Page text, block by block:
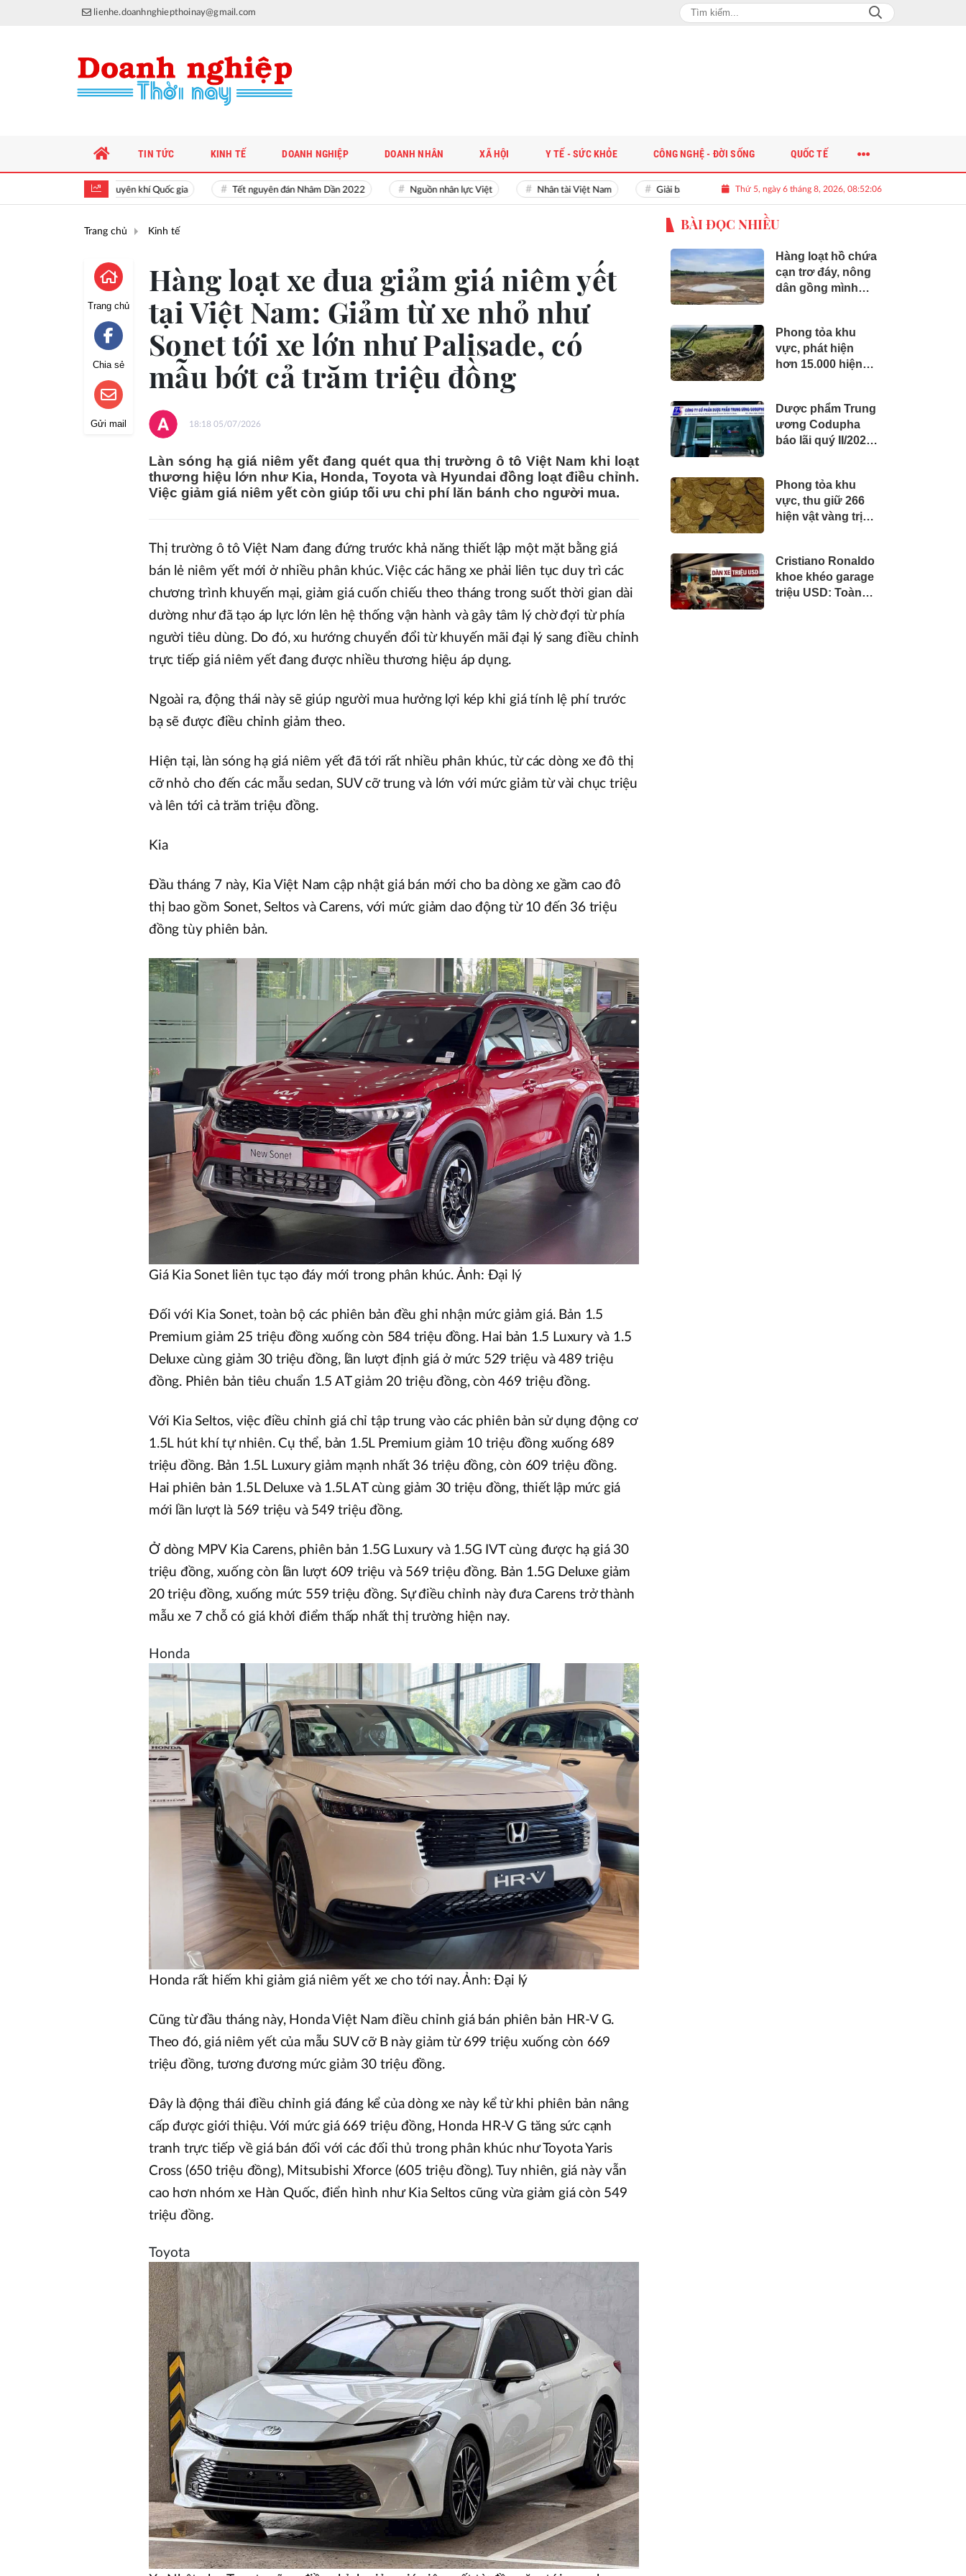
lienhe.doanhnghiepthoinay@gmail.com
Hiền tài là nguyên khí Quốc gia Tết nguyên đán Nhâm Dần 2022 Nguồn nhân lực Việt Nhân tài Việt Nam Giải bài toán nguồn nhân lực chất lượng cao cho doanh nghiệp
Thứ 5, ngày 6 tháng 8, 2026, 08:52:07
TIN TỨC KINH TẾ DOANH NGHIỆP DOANH NHÂN XÃ HỘI Y TẾ - SỨC KHỎE CÔNG NGHỆ - ĐỜI SỐNG QUỐC TẾ
Trang chủ Kinh tế
Trang chủ
Chia sẻ
Gửi mail
Hàng loạt xe đua giảm giá niêm yết
tại Việt Nam: Giảm từ xe nhỏ như
Sonet tới xe lớn như Palisade, có
mẫu bớt cả trăm triệu đồng
18:18 05/07/2026
Làn sóng hạ giá niêm yết đang quét qua thị trường ô tô Việt Nam khi loạt
thương hiệu lớn như Kia, Honda, Toyota và Hyundai đồng loạt điều chỉnh.
Việc giảm giá niêm yết còn giúp tối ưu chi phí lăn bánh cho người mua.
Thị trường ô tô Việt Nam đang đứng trước khả năng thiết lập một mặt bằng giá
bán lẻ niêm yết mới ở nhiều phân khúc. Việc các hãng xe phải liên tục duy trì các
chương trình khuyến mại, giảm giá cuốn chiếu theo tháng trong suốt thời gian dài
dường như đã tạo áp lực lớn lên hệ thống vận hành và gây tâm lý chờ đợi từ phía
người tiêu dùng. Do đó, xu hướng chuyển đổi từ khuyến mãi đại lý sang điều chỉnh
trực tiếp giá niêm yết đang được nhiều thương hiệu áp dụng.
Ngoài ra, động thái này sẽ giúp người mua hưởng lợi kép khi giá tính lệ phí trước
bạ sẽ được điều chỉnh giảm theo.
Hiện tại, làn sóng hạ giá niêm yết đã tới rất nhiều phân khúc, từ các dòng xe đô thị
cỡ nhỏ cho đến các mẫu sedan, SUV cỡ trung và lớn với mức giảm từ vài chục triệu
và lên tới cả trăm triệu đồng.
Kia
Đầu tháng 7 này, Kia Việt Nam cập nhật giá bán mới cho ba dòng xe gầm cao đô
thị bao gồm Sonet, Seltos và Carens, với mức giảm dao động từ 10 đến 36 triệu
đồng tùy phiên bản.
Giá Kia Sonet liên tục tạo đáy mới trong phân khúc. Ảnh: Đại lý
Đối với Kia Sonet, toàn bộ các phiên bản đều ghi nhận mức giảm giá. Bản 1.5
Premium giảm 25 triệu đồng xuống còn 584 triệu đồng. Hai bản 1.5 Luxury và 1.5
Deluxe cùng giảm 30 triệu đồng, lần lượt định giá ở mức 529 triệu và 489 triệu
đồng. Phiên bản tiêu chuẩn 1.5 AT giảm 20 triệu đồng, còn 469 triệu đồng.
Với Kia Seltos, việc điều chỉnh giá chỉ tập trung vào các phiên bản sử dụng động cơ
1.5L hút khí tự nhiên. Cụ thể, bản 1.5L Premium giảm 10 triệu đồng xuống 689
triệu đồng. Bản 1.5L Luxury giảm mạnh nhất 36 triệu đồng, còn 609 triệu đồng.
Hai phiên bản 1.5L Deluxe và 1.5L AT cùng giảm 30 triệu đồng, thiết lập mức giá
mới lần lượt là 569 triệu và 549 triệu đồng.
Ở dòng MPV Kia Carens, phiên bản 1.5G Luxury và 1.5G IVT cùng được hạ giá 30
triệu đồng, xuống còn lần lượt 609 triệu và 569 triệu đồng. Bản 1.5G Deluxe giảm
20 triệu đồng, xuống mức 559 triệu đồng. Sự điều chỉnh này đưa Carens trở thành
mẫu xe 7 chỗ có giá khởi điểm thấp nhất thị trường hiện nay.
Honda
Honda rất hiếm khi giảm giá niêm yết xe cho tới nay. Ảnh: Đại lý
Cũng từ đầu tháng này, Honda Việt Nam điều chỉnh giá bán phiên bản HR-V G.
Theo đó, giá niêm yết của mẫu SUV cỡ B này giảm từ 699 triệu xuống còn 669
triệu đồng, tương đương mức giảm 30 triệu đồng.
Đây là động thái điều chỉnh giá đáng kể của dòng xe này kể từ khi phiên bản nâng
cấp được giới thiệu. Với mức giá 669 triệu đồng, Honda HR-V G tăng sức cạnh
tranh trực tiếp về giá bán đối với các đối thủ trong phân khúc như Toyota Yaris
Cross (650 triệu đồng), Mitsubishi Xforce (605 triệu đồng). Tuy nhiên, giá này vẫn
cao hơn nhóm xe Hàn Quốc, điển hình như Kia Seltos cũng vừa giảm giá còn 549
triệu đồng.
Toyota
BÀI ĐỌC NHIỀU
Hàng loạt hồ chứa
cạn trơ đáy, nông
dân gồng mình
Phong tỏa khu
vực, phát hiện
hơn 15.000 hiện
suốt 1.500 năm -
giá trị tương
đương 63 tỷ đồng
Dược phẩm Trung
ương Codupha
báo lãi quý II/2026
Phong tỏa khu
vực, thu giữ 266
hiện vật vàng trị
chồng phát hiện
khi thay sàn nhà
Cristiano Ronaldo
khoe khéo garage
triệu USD: Toàn